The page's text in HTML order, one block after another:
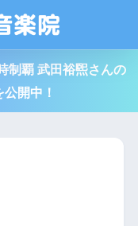
制覇 武田裕煕さんの
開中！